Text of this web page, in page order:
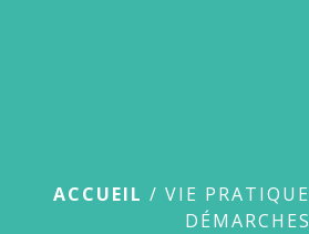
ACCUEIL / VIE PRATIQUE
DÉMARCHES